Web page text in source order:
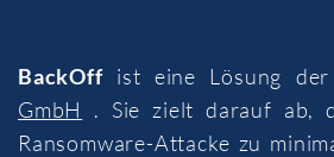
BackOffist eine Lösung der
GmbH
. Sie zielt darauf ab,
Ransomware-Attacke zu